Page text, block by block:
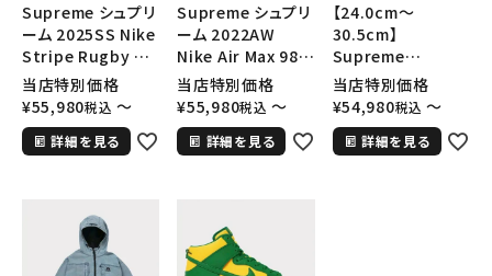
Supreme シュプリ
ーム 2025SS Nike
Stripe Rugby ナ
イキストライプラグ
ビー ブラック 黒
当店特別価格
¥55,980税込 〜
詳細を見る
Supreme シュプリ
ーム 2022AW
Nike Air Max 98
TL ナイキエアマッ
クス98 TL スニー
カー シューズ ブ
ラック
当店特別価格
¥55,980税込 〜
詳細を見る
【24.0cm～
30.5cm】
Supreme
2024AW Nike
Clogposite シュ
プリーム ナイキク
ロッグポジットスニ
当店特別価格
¥54,980税込 〜
詳細を見る